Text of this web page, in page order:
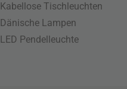
Kabellose Tischleuchten
Dänische Lampen
LED Pendelleuchte